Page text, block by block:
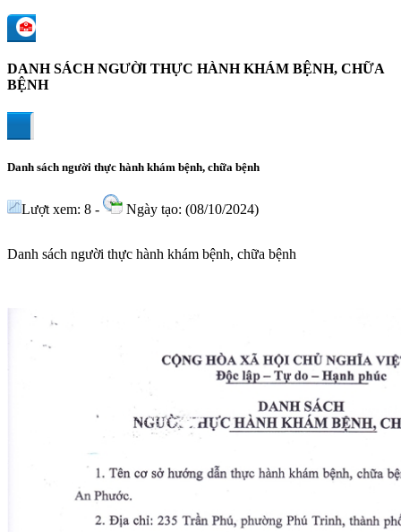
DANH SÁCH NGƯỜI THỰC HÀNH KHÁM BỆNH, CHỮA
BỆNH
Danh sách người thực hành khám bệnh, chữa bệnh
Lượt xem: 8 - Ngày tạo: (08/10/2024)
Danh sách người thực hành khám bệnh, chữa bệnh